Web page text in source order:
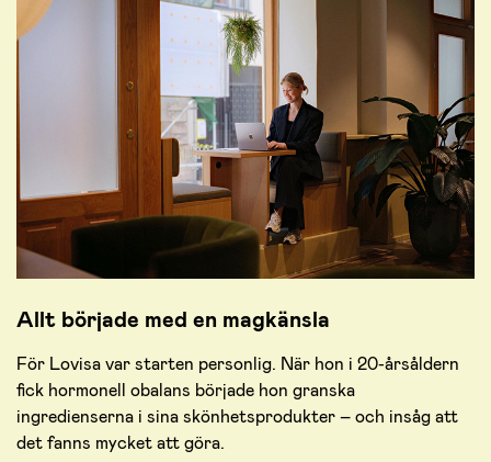
Allt började med en magkänsla
För Lovisa var starten personlig. När hon i 20-årsåldern
fick hormonell obalans började hon granska
ingredienserna i sina skönhetsprodukter – och insåg att
det fanns mycket att göra.